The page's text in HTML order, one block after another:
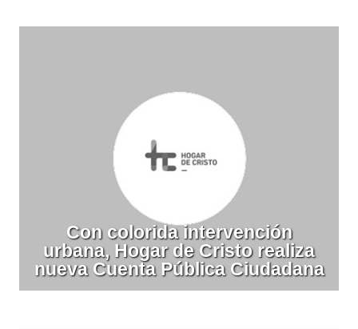
Con colorida intervención
urbana, Hogar de Cristo realiza
nueva Cuenta Pública Ciudadana